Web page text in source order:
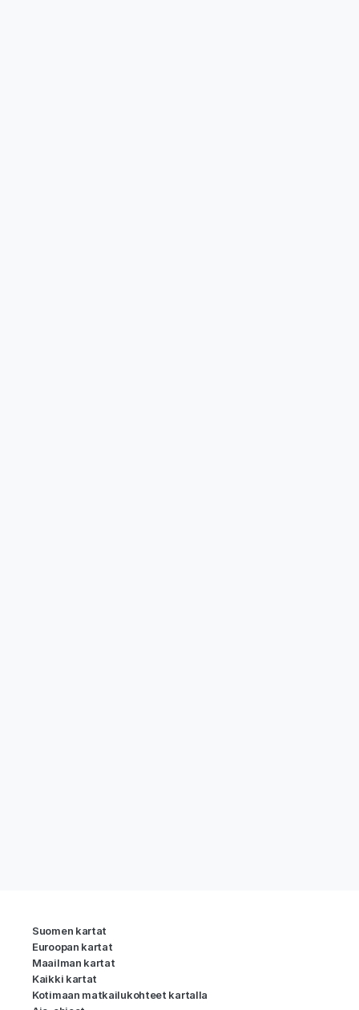
Suomen kartat
Euroopan kartat
Maailman kartat
Kaikki kartat
Kotimaan matkailukohteet kartalla